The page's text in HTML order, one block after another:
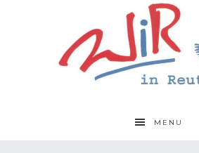
MENU